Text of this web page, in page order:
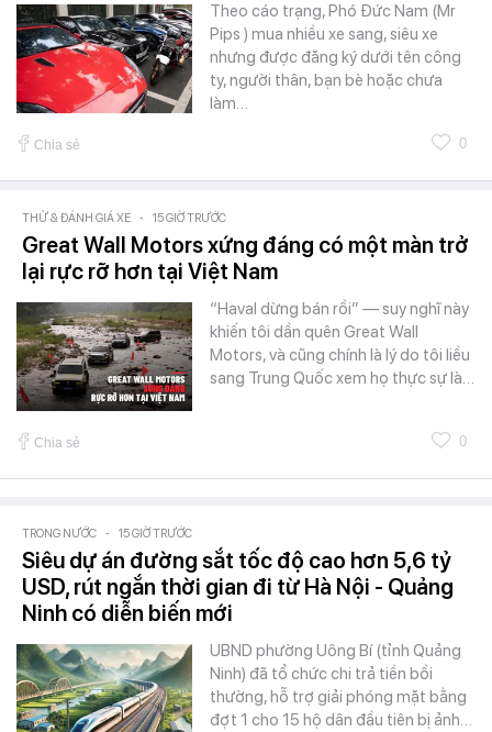
Theo cáo trạng, Phó Đức Nam (Mr
Pips ) mua nhiều xe sang, siêu xe
nhưng được đăng ký dưới tên công
ty, người thân, bạn bè hoặc chưa
làm…
Chia sẻ 0
THỬ & ĐÁNH GIÁ XE - 15 GIỜ TRƯỚC
Great Wall Motors xứng đáng có một màn trở
lại rực rỡ hơn tại Việt Nam
“Haval dừng bán rồi” — suy nghĩ này
khiến tôi dần quên Great Wall
Motors, và cũng chính là lý do tôi liều
sang Trung Quốc xem họ thực sự là…
Chia sẻ 0
TRONG NƯỚC - 15 GIỜ TRƯỚC
Siêu dự án đường sắt tốc độ cao hơn 5,6 tỷ
USD, rút ngắn thời gian đi từ Hà Nội - Quảng
Ninh có diễn biến mới
UBND phường Uông Bí (tỉnh Quảng
Ninh) đã tổ chức chi trả tiền bồi
thường, hỗ trợ giải phóng mặt bằng
đợt 1 cho 15 hộ dân đầu tiên bị ảnh…